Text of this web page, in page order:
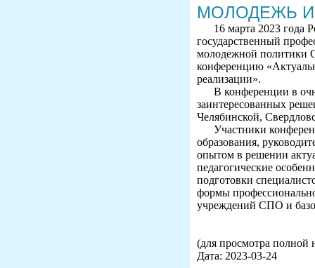
МОЛОДЕЖЬ И
16 марта 2023 года
государственный
молодежной политики
конференцию
реализации».
В конференции в
заинтересованных
Челябинской,
Участники
образования,
опытом в решении
педагогические
подготовки
формы
учреждений СПО и
(для просмотра полной
Дата: 2023-03-24